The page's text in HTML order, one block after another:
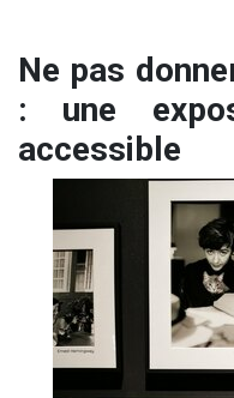
Ne pas
: une
accessible